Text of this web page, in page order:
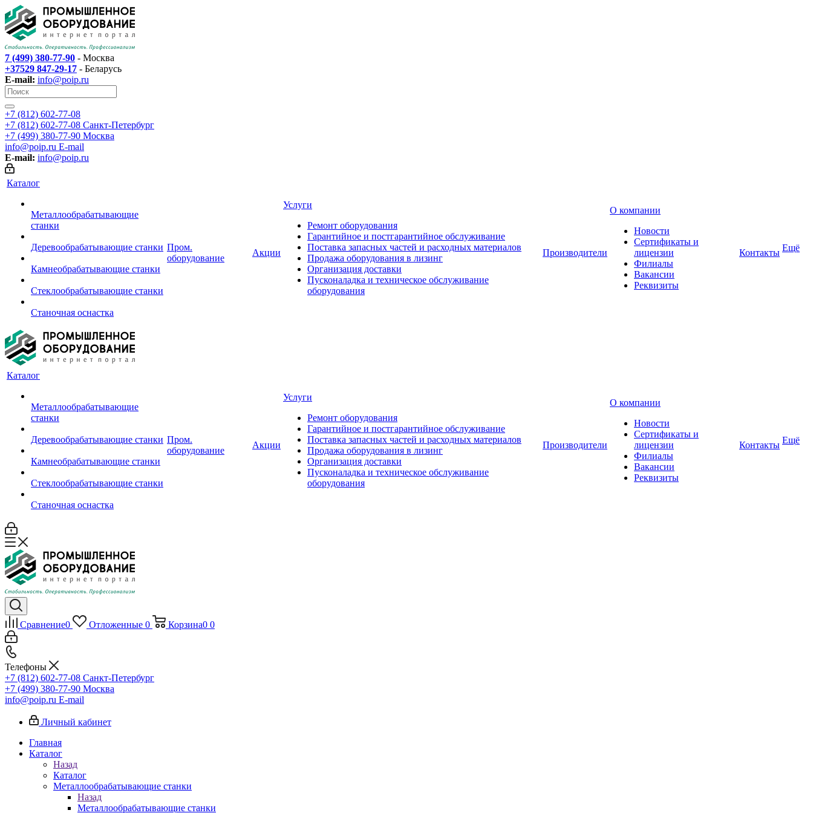
7 (499) 380-77-90 - Москва
+37529 847-29-17 - Беларусь
E-mail: info@poip.ru
+7 (812) 602-77-08
+7 (812) 602-77-08 Санкт-Петербург
+7 (499) 380-77-90 Москва
info@poip.ru E-mail
E-mail: info@poip.ru
Каталог
Металлообрабатывающие
станки
Деревообрабатывающие станки
Камнеобрабатывающие станки
Стеклообрабатывающие станки
Станочная оснастка
Пром.
оборудование
Акции
Услуги
Ремонт оборудования
Гарантийное и постгарантийное обслуживание
Поставка запасных частей и расходных материалов
Продажа оборудования в лизинг
Организация доставки
Пусконаладка и техническое обслуживание
оборудования
Производители
О компании
Новости
Сертификаты и
лицензии
Филиалы
Вакансии
Реквизиты
Контакты Ещё
Каталог
Металлообрабатывающие
станки
Деревообрабатывающие станки
Камнеобрабатывающие станки
Стеклообрабатывающие станки
Станочная оснастка
Пром.
оборудование
Акции
Услуги
Ремонт оборудования
Гарантийное и постгарантийное обслуживание
Поставка запасных частей и расходных материалов
Продажа оборудования в лизинг
Организация доставки
Пусконаладка и техническое обслуживание
оборудования
Производители
О компании
Новости
Сертификаты и
лицензии
Филиалы
Вакансии
Реквизиты
Контакты Ещё
Сравнение0 Отложенные 0 Корзина0 0
Телефоны
+7 (812) 602-77-08 Санкт-Петербург
+7 (499) 380-77-90 Москва
info@poip.ru E-mail
Личный кабинет
Главная
Каталог
Назад
Каталог
Металлообрабатывающие станки
Назад
Металлообрабатывающие станки